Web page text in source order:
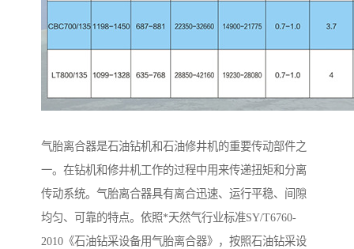
气胎离合器是石油钻机和石油修井机的重要传动部件之
一。在钻机和修井机工作的过程中用来传递扭矩和分离
传动系统。气胎离合器具有离合迅速、运行平稳、间隙
均匀、可靠的特点。依照*天然气行业标准SY/T6760-
2010《石油钻采设备用气胎离合器》，按照石油钻采设